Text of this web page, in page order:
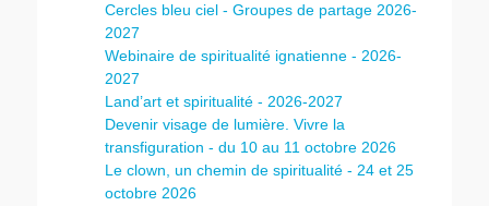
Cercles bleu ciel - Groupes de partage 2026-
2027
Webinaire de spiritualité ignatienne - 2026-
2027
Land’art et spiritualité - 2026-2027
Devenir visage de lumière. Vivre la
transfiguration - du 10 au 11 octobre 2026
Le clown, un chemin de spiritualité - 24 et 25
octobre 2026